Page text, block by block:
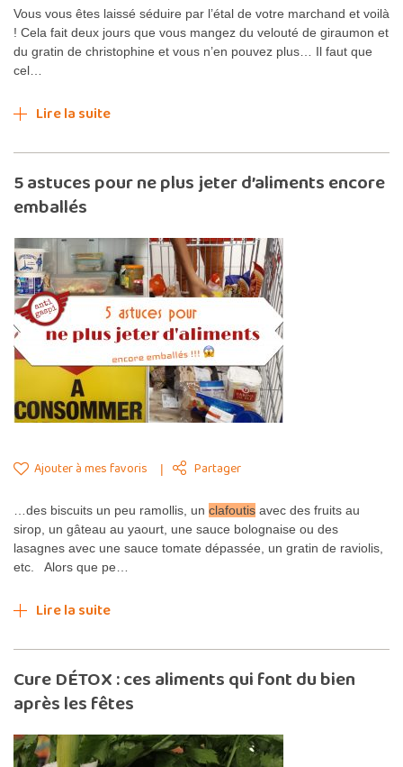
Vous vous êtes laissé séduire par l’étal de votre marchand et voilà
! Cela fait deux jours que vous mangez du velouté de giraumon et
du gratin de christophine et vous n’en pouvez plus… Il faut que
cel…
Lire la suite
5 astuces pour ne plus jeter d’aliments encore
emballés
Ajouter à mes favoris Partager
…des biscuits un peu ramollis, un clafoutis avec des fruits au
sirop, un gâteau au yaourt, une sauce bolognaise ou des
lasagnes avec une sauce tomate dépassée, un gratin de raviolis,
etc. Alors que pe…
Lire la suite
Cure DÉTOX : ces aliments qui font du bien
après les fêtes